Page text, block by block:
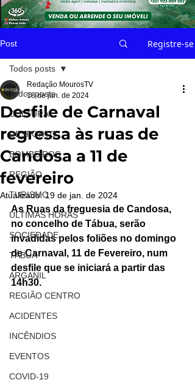
Post Registre-se
Todos posts
CULTURA
DESPORTO
BOMBEIROS
REGIÃO
TURISMO
ÚLTIMAS HORAS
SOCIEDADE
TÁBUA
ARGANIL
REGIÃO CENTRO
ACIDENTES
INCÊNDIOS
EVENTOS
COVID-19
Todos posts
Desfile de Carnaval
regressa às ruas de
Candosa a 11 de
fevereiro
Redação MourosTV
18 de jan. de 2024
Atualizado:19 de jan. de 2024
As Ruas da freguesia de Candosa,
no concelho de Tábua, serão
invadidas pelos foliões no domingo
de Carnaval, 11 de Fevereiro, num
desfile que se iniciará a partir das
14h30.